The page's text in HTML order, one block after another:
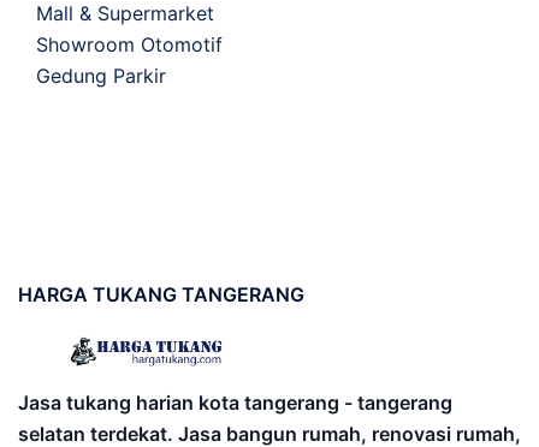
Mall & Supermarket
Showroom Otomotif
Gedung Parkir
HARGA TUKANG TANGERANG
Jasa tukang harian kota tangerang - tangerang
selatan terdekat. Jasa bangun rumah, renovasi rumah,